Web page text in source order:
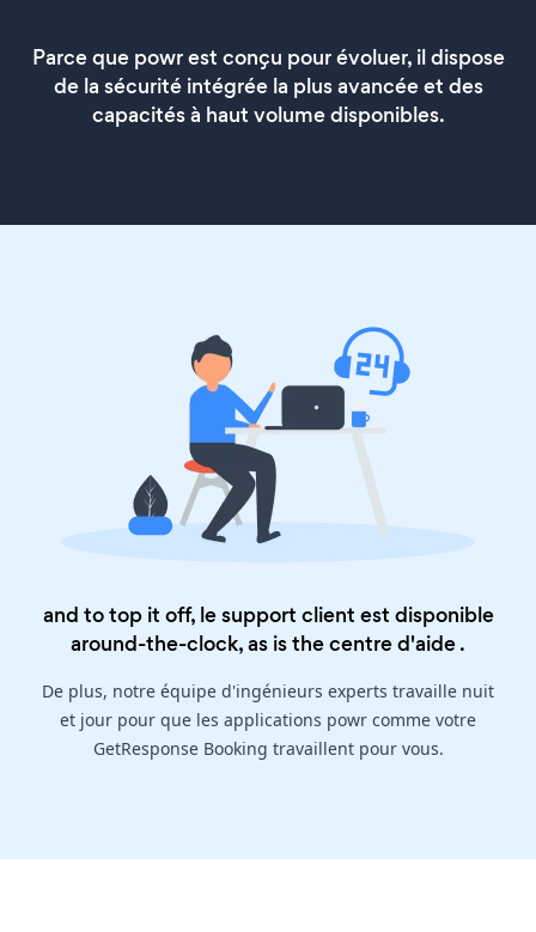
Parce que powr est conçu pour évoluer, il dispose
de la sécurité intégrée la plus avancée et des
capacités à haut volume disponibles.
and to top it off, le support client est disponible
around-the-clock, as is thecentre d'aide.
De plus, notre équipe d'ingénieurs experts travaille nuit
et jour pour que les applications powr comme votre
GetResponse Booking travaillent pour vous.